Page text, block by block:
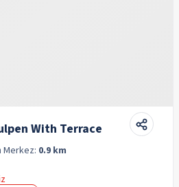
With Terrace
Merkez: 0.9 km